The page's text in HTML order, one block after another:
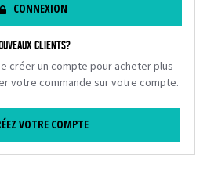
CONNEXION
CLIENTS?
créer un compte pour acheter plus
votre commande sur votre compte.
VOTRE COMPTE